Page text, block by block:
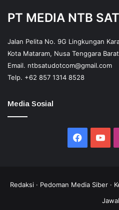
PT MEDIA NTB
Jalan Pelita No. 9G Lingkungan
Kota Mataram, Nusa Tenggara
Email. ntbsatudotcom@gmail.com
Telp. +62 857 1314 8528
Media Sosial
Redaksi · Pedoman Media Siber ·